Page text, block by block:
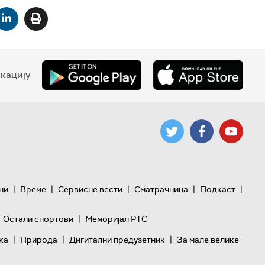
| Време | Сервисне вести | Сматрачница | Подкаст |
Остали спортови | Меморијал РТС
| Природа | Дигитални предузетник | За мале велике